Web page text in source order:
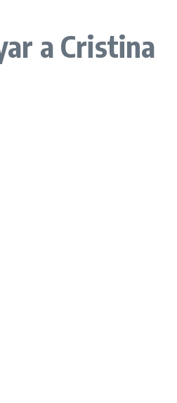
a Cristina